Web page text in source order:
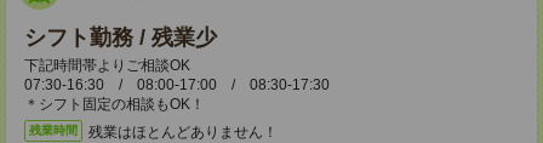
シフト勤務 / 残業少
下記時間帯よりご相談OK
07:30-16:30 / 08:00-17:00 / 08:30-17:30
＊シフト固定の相談もOK！
残業時間 残業はほとんどありません！